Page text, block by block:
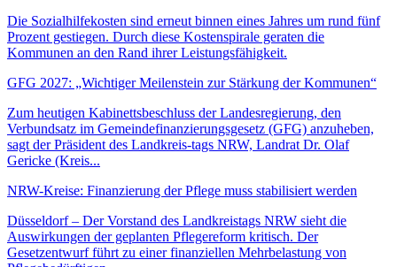
Die Sozialhilfekosten sind erneut binnen eines Jahres um rund fünf
Prozent gestiegen. Durch diese Kostenspirale geraten die
Kommunen an den Rand ihrer Leistungsfähigkeit.
GFG 2027: „Wichtiger Meilenstein zur Stärkung der Kommunen“
Zum heutigen Kabinettsbeschluss der Landesregierung, den
Verbundsatz im Gemeindefinanzierungsgesetz (GFG) anzuheben,
sagt der Präsident des Landkreis-tags NRW, Landrat Dr. Olaf
Gericke (Kreis...
NRW-Kreise: Finanzierung der Pflege muss stabilisiert werden
Düsseldorf – Der Vorstand des Landkreistags NRW sieht die
Auswirkungen der geplanten Pflegereform kritisch. Der
Gesetzentwurf führt zu einer finanziellen Mehrbelastung von